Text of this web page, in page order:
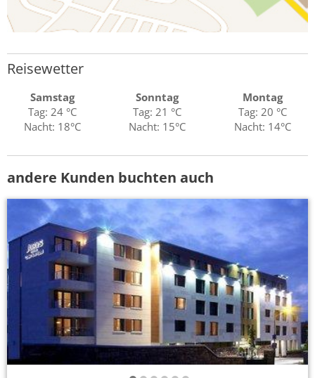
Reisewetter
Samstag
Tag: 24 °C
Nacht: 18°C
Sonntag
Tag: 21 °C
Nacht: 15°C
Montag
Tag: 20 °C
Nacht: 14°C
andere Kunden buchten auch